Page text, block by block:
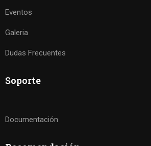
Eventos
Galeria
Dudas Frecuentes
Soporte
Documentación